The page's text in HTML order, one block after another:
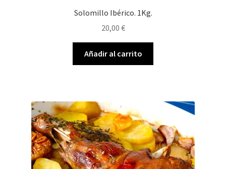
Solomillo Ibérico. 1Kg.
20,00 €
Añadir al carrito